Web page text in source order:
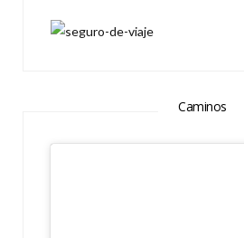
Caminos